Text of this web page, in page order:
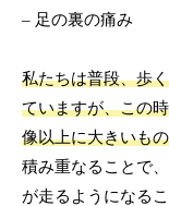
– 足の裏の痛み
私たちは普段、歩
ていますが、この
像以上に大きいも
積み重なることで
が走るようになる